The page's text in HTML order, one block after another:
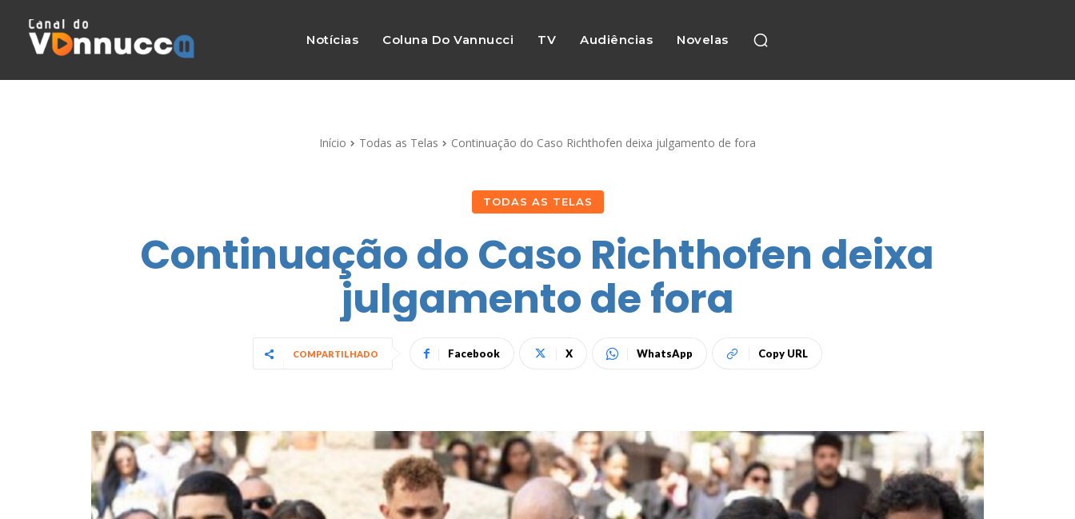
Notícias Coluna Do Vannucci TV Audiências Novelas
Início Todas as Telas Continuação do Caso Richthofen deixa julgamento de fora
TODAS AS TELAS
Continuação do Caso Richthofen deixa
julgamento de fora
COMPARTILHADO Facebook X WhatsApp Copy URL